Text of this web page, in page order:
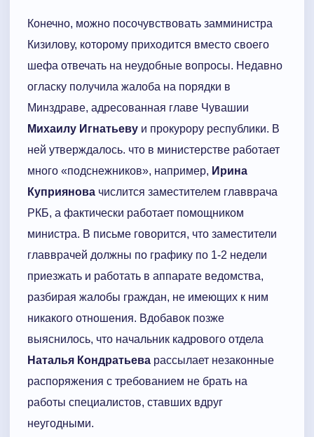
Конечно, можно посочувствовать замминистра
Кизилову, которому приходится вместо своего
шефа отвечать на неудобные вопросы. Недавно
огласку получила жалоба на порядки в
Минздраве, адресованная главе Чувашии
Михаилу Игнатьеву и прокурору республики. В
ней утверждалось. что в министерстве работает
много «подснежников», например, Ирина
Куприянова числится заместителем главврача
РКБ, а фактически работает помощником
министра. В письме говорится, что заместители
главврачей должны по графику по 1-2 недели
приезжать и работать в аппарате ведомства,
разбирая жалобы граждан, не имеющих к ним
никакого отношения. Вдобавок позже
выяснилось, что начальник кадрового отдела
Наталья Кондратьева рассылает незаконные
распоряжения с требованием не брать на
работы специалистов, ставших вдруг
неугодными.